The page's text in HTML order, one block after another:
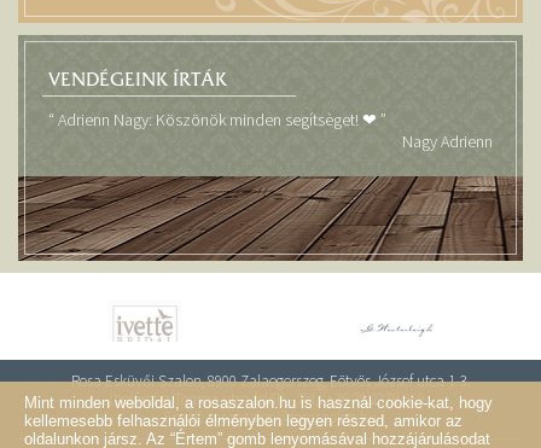
VENDÉGEINK ÍRTÁK
“ Adrienn Nagy: Köszönök minden segítsèget! ❤ ”
Nagy Adrienn
Rosa Esküvői Szalon, 8900 Zalaegerszeg, Eötvös József utca 1-3.
(bejáret a Tompa utca felől)- Tel.: +36 30 2379 569-
Email:rosaszalon@rosaszalon.hu
Mint minden weboldal, a rosaszalon.hu is használ cookie-kat, hogy
kellemesebb felhasználói élményben legyen részed, amikor az
oldalunkon jársz. Az “Értem” gomb lenyomásával hozzájárulásodat